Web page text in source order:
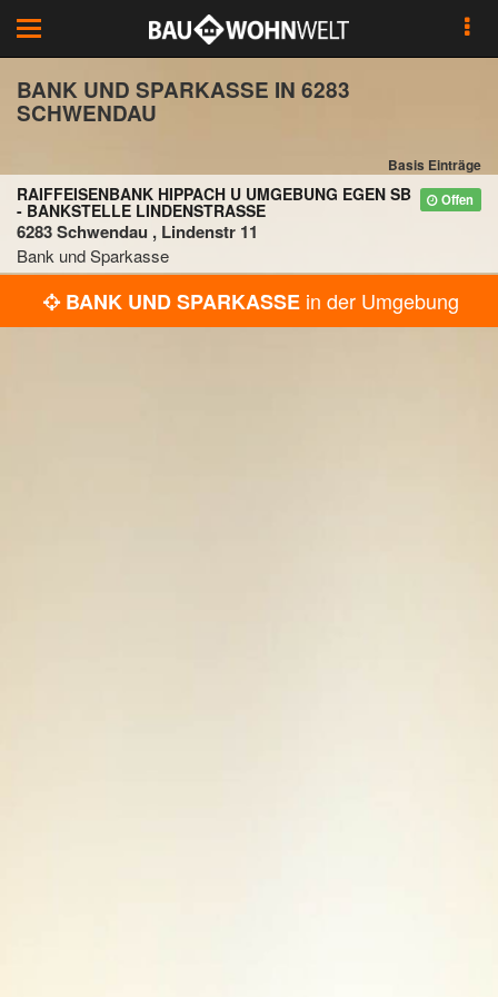
Toggle
navigation
BANK UND SPARKASSE IN 6283
SCHWENDAU
Basis Einträge
Offen
RAIFFEISENBANK HIPPACH U UMGEBUNG EGEN SB
- BANKSTELLE LINDENSTRASSE
6283 Schwendau , Lindenstr 11
Bank und Sparkasse
BANK UND SPARKASSE in der Umgebung